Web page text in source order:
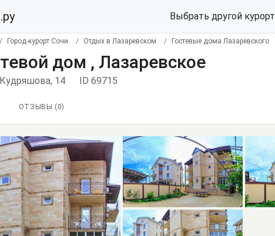
Выбрать другой курорт
Город-курорт Сочи Отдых в Лазаревском Гостевые дома Лазаревского
дом , Лазаревское
Кудряшова, 14 ID 69715
ОТЗЫВЫ ( 0)